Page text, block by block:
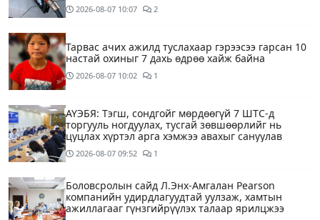
2026-08-07 10:07 2
Тарвас ачих ажилд туслахаар гэрээсээ гарсан 10
настай охиныг 7 дахь өдрөө хайж байна
2026-08-07 10:02 1
АҮЭБЯ: Тэгш, сондгойг мөрдөөгүй 7 ШТС-д
торгууль ногдуулах, тусгай зөвшөөрлийг нь
цуцлах хүртэл арга хэмжээ авахыг сануулав
2026-08-07 09:52 1
Боловсролын сайд Л.Энх-Амгалан Pearson
компанийн удирдлагуудтай уулзаж, хамтын
ажиллагааг гүнзгийрүүлэх талаар ярилцжээ